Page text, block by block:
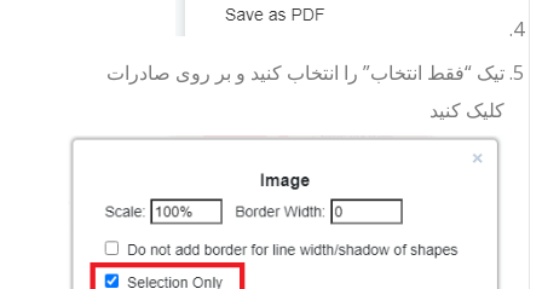
تیک “فقط انتخاب” را انتخاب کنید و بر روی صادرات
کلیک کنید